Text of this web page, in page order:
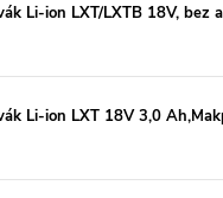
Li-ion LXT/LXTB 18V, bez
Li-ion LXT 18V 3,0